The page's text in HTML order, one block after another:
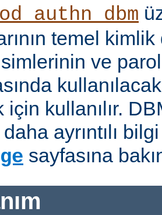
temel
ve
kullanılır.
ayrıntılı
sayfasına